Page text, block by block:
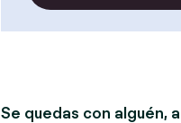
Se quedas con alguén,